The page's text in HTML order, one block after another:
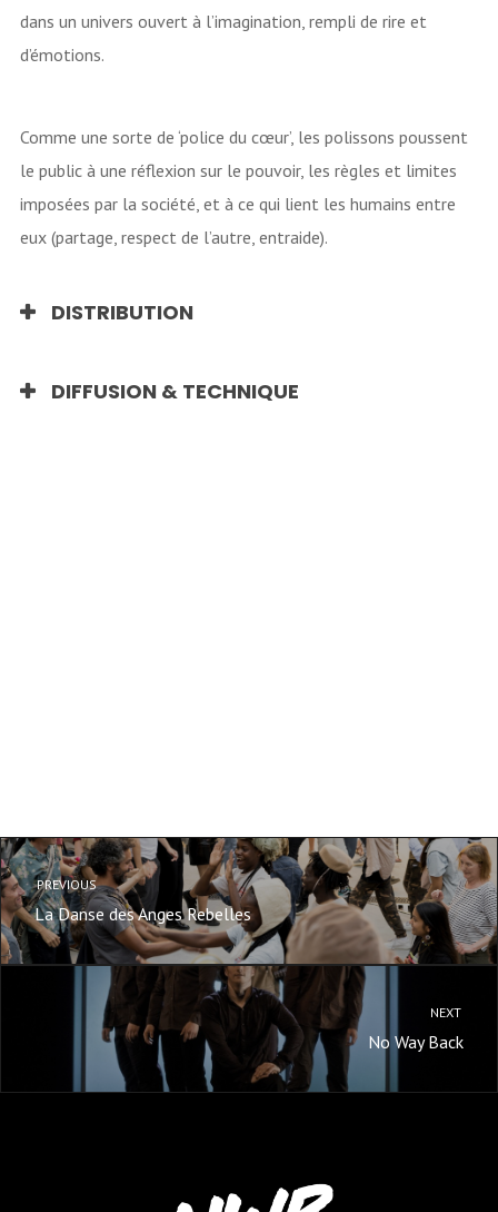
dans un univers ouvert à l’imagination, rempli de rire et
d’émotions.
Comme une sorte de ‘police du cœur’, les polissons poussent
le public à une réflexion sur le pouvoir, les règles et limites
imposées par la société, et à ce qui lient les humains entre
eux (partage, respect de l’autre, entraide).
DISTRIBUTION
DIFFUSION & TECHNIQUE
PREVIOUS
La Danse des Anges Rebelles
NEXT
No Way Back